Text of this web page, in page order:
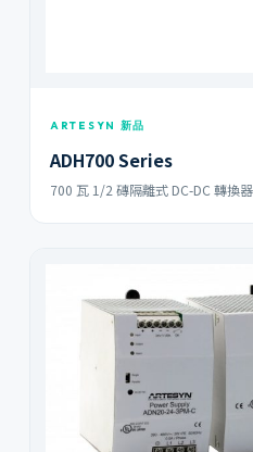
ARTESYN 新品
ADH700 Series
700 瓦 1/2 磚隔離式 DC-DC 轉換